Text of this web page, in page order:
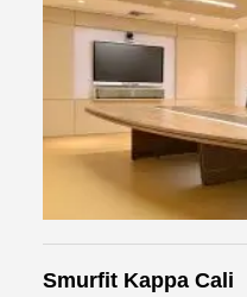
Smurfit Kappa Cali